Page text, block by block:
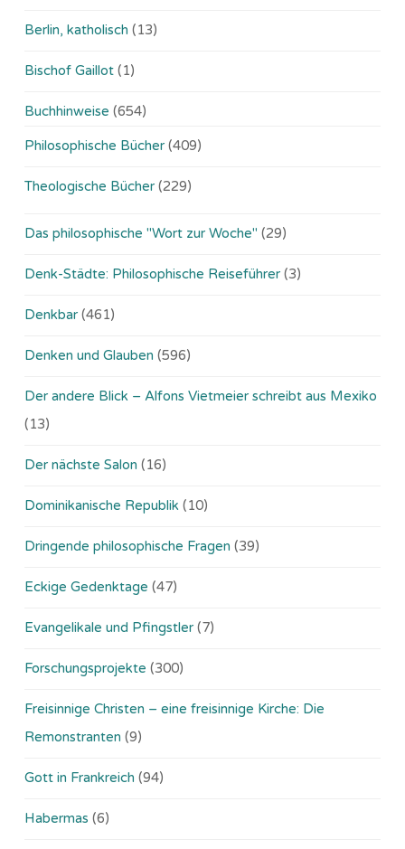
Berlin, katholisch (13)
Bischof Gaillot (1)
Buchhinweise (654)
Philosophische Bücher (409)
Theologische Bücher (229)
Das philosophische "Wort zur Woche" (29)
Denk-Städte: Philosophische Reiseführer (3)
Denkbar (461)
Denken und Glauben (596)
Der andere Blick – Alfons Vietmeier schreibt aus Mexiko
(13)
Der nächste Salon (16)
Dominikanische Republik (10)
Dringende philosophische Fragen (39)
Eckige Gedenktage (47)
Evangelikale und Pfingstler (7)
Forschungsprojekte (300)
Freisinnige Christen – eine freisinnige Kirche: Die
Remonstranten (9)
Gott in Frankreich (94)
Habermas (6)